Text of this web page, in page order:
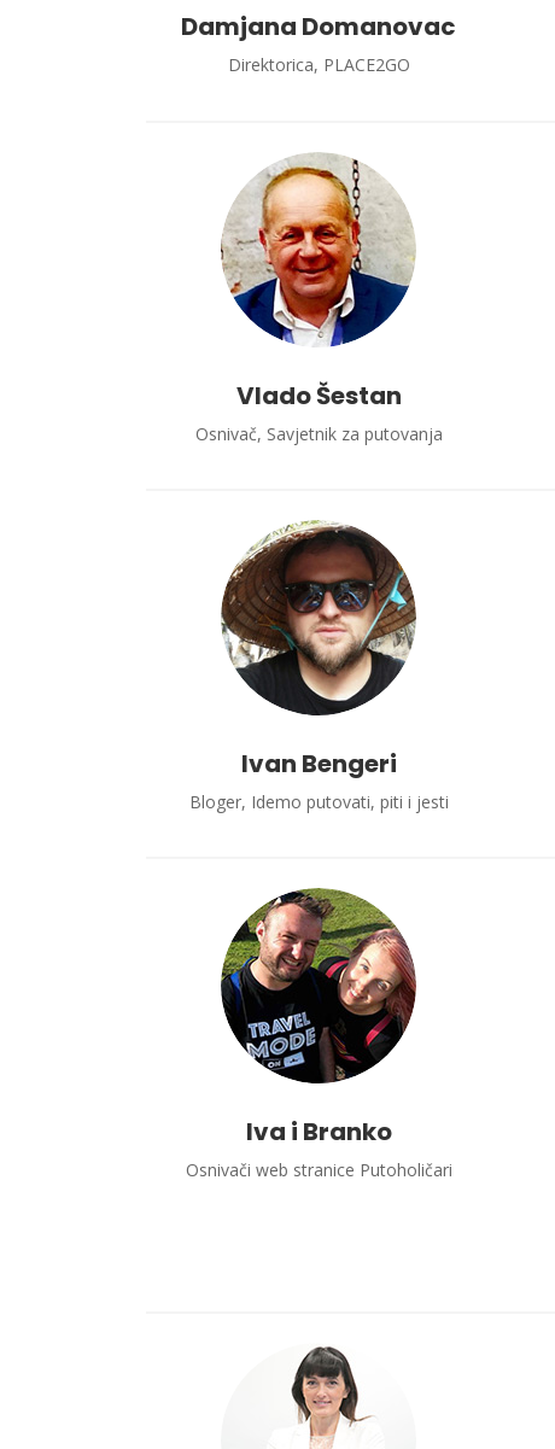
Damjana Domanovac
Direktorica, PLACE2GO
Vlado Šestan
Osnivač, Savjetnik za putovanja
Ivan Bengeri
Bloger, Idemo putovati, piti i jesti
Iva i Branko
Osnivači web stranice Putoholičari